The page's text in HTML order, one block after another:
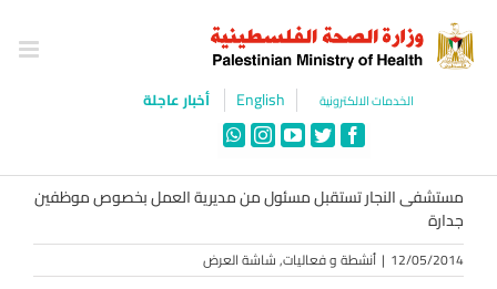
content
الخدمات الالكترونية English أخبار عاجلة
Facebook
Twitter
YouTube
Instagram
WhatsApp
مستشفى النجار تستقبل مسئول من مديرية العمل بخصوص موظفين
جدارة
12/05/2014
| أنشطة و فعاليات,شاشة العرض